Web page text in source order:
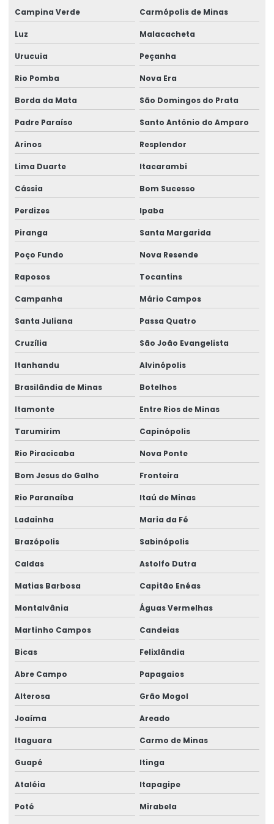
Rótulos Para Produtos
Rótulos Para Setores Alimentícios
Rótulos Para Varejo Personalizados
Rótulos Personalizados
Rótulos Personalizados Para Negócios
Rótulos Termo Adesivos Para Comércio
Rótulos Termo Transferência
Campina Verde Carmópolis de Minas
Luz Malacacheta
Urucuia Peçanha
Rio Pomba Nova Era
Borda da Mata São Domingos do Prata
Padre Paraíso Santo Antônio do Amparo
Arinos Resplendor
Lima Duarte Itacarambi
Cássia Bom Sucesso
Perdizes Ipaba
Piranga Santa Margarida
Poço Fundo Nova Resende
Raposos Tocantins
Campanha Mário Campos
Santa Juliana Passa Quatro
Cruzília São João Evangelista
Itanhandu Alvinópolis
Brasilândia de Minas Botelhos
Itamonte Entre Rios de Minas
Tarumirim Capinópolis
Rio Piracicaba Nova Ponte
Bom Jesus do Galho Fronteira
Rio Paranaíba Itaú de Minas
Ladainha Maria da Fé
Brazópolis Sabinópolis
Caldas Astolfo Dutra
Matias Barbosa Capitão Enéas
Montalvânia Águas Vermelhas
Martinho Campos Candeias
Bicas Felixlândia
Abre Campo Papagaios
Alterosa Grão Mogol
Joaíma Areado
Itaguara Carmo de Minas
Guapé Itinga
Ataléia Itapagipe
Poté Mirabela